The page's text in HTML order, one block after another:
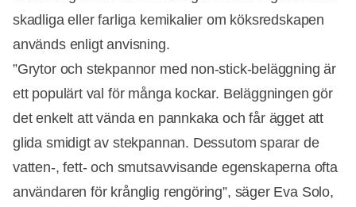
skadliga eller farliga kemikalier om köksredskapen
används enligt anvisning.
”Grytor och stekpannor med non-stick-beläggning är
ett populärt val för många kockar. Beläggningen gör
det enkelt att vända en pannkaka och får ägget att
glida smidigt av stekpannan. Dessutom sparar de
vatten-, fett- och smutsavvisande egenskaperna ofta
användaren för krånglig rengöring”, säger Eva Solo,